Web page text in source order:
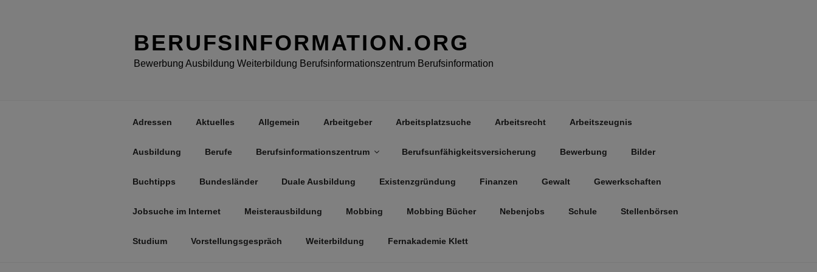
BERUFSINFORMATION.ORG
Bewerbung Ausbildung Weiterbildung Berufsinformationszentrum Berufsinformation
Adressen Aktuelles Allgemein Arbeitgeber Arbeitsplatzsuche Arbeitsrecht Arbeitszeugnis
Ausbildung Berufe Berufsinformationszentrum Berufsunfähigkeitsversicherung Bewerbung Bilder
Buchtipps Bundesländer Duale Ausbildung Existenzgründung Finanzen Gewalt Gewerkschaften
Jobsuche im Internet Meisterausbildung Mobbing Mobbing Bücher Nebenjobs Schule Stellenbörsen
Studium Vorstellungsgespräch Weiterbildung Fernakademie Klett